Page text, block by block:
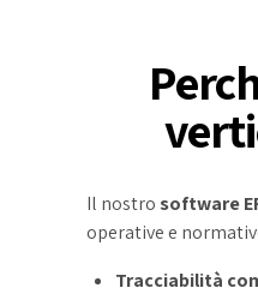
Il nostrosoftware
operative e
Tracciabilità